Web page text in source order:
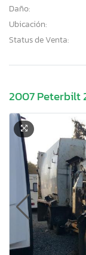
Daño:
Ubicación:
Status de Venta:
2007 Peterbilt